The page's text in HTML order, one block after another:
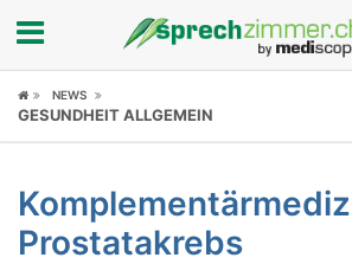
Fokus
Symptome
NEWS
GESUNDHEIT ALLGEMEIN
Prostatakrebs